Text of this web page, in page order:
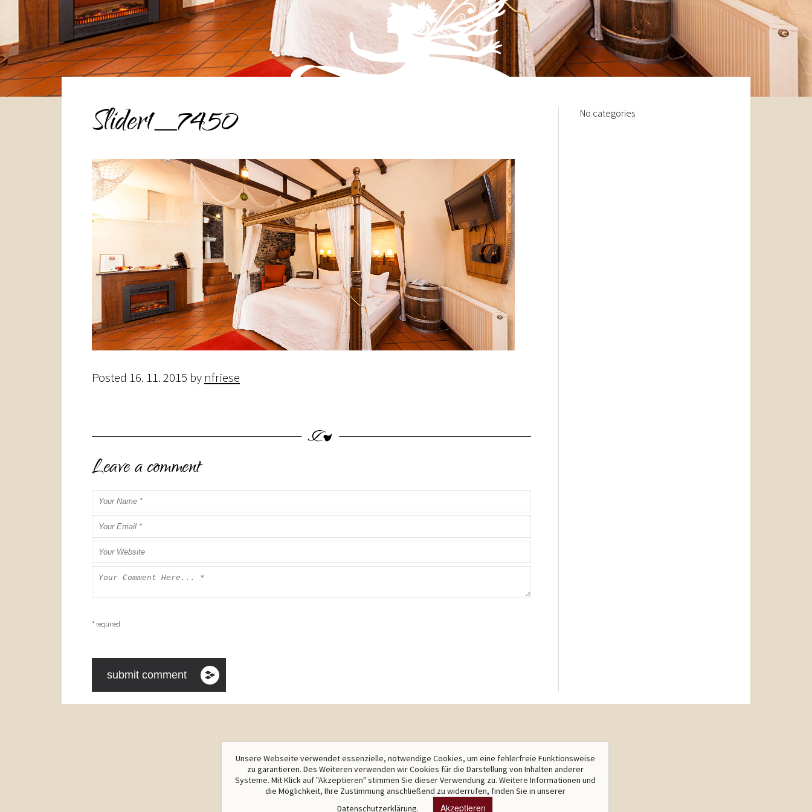
Slider1_7450
Posted 16. 11. 2015 by nfriese
Leave a comment
* required
No categories
Unsere Webseite verwendet essenzielle, notwendige Cookies, um eine fehlerfreie Funktionsweise
zu garantieren. Des Weiteren verwenden wir Cookies für die Darstellung von Inhalten anderer
Systeme. Mit Klick auf "Akzeptieren" stimmen Sie dieser Verwendung zu. Weitere Informationen und
die Möglichkeit, Ihre Zustimmung anschließend zu widerrufen, finden Sie in unserer
Datenschutzerklärung.
Akzeptieren